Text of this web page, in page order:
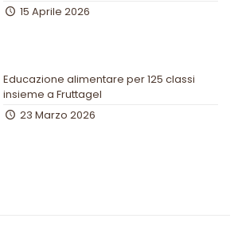
15 Aprile 2026
Educazione alimentare per 125 classi
insieme a Fruttagel
23 Marzo 2026